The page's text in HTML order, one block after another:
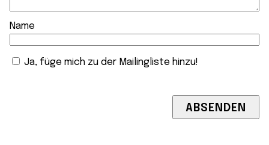
Name
Ja, füge mich zu der Mailingliste hinzu!